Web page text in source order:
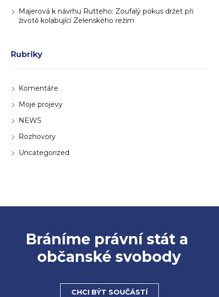
Majerová k návrhu Rutteho: Zoufalý pokus držet při
životě kolabující Zelenského režim
Rubriky
Komentáře
Moje projevy
NEWS
Rozhovory
Uncategorized
Bráníme právní stát a
občanské svobody
CHCI BÝT SOUČÁSTÍ